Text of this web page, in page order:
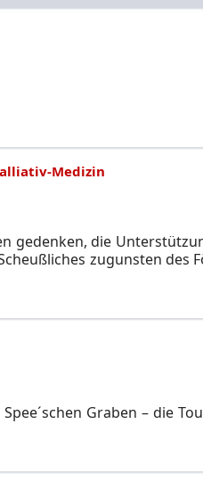
Medizin
gedenken, die
zugunsten des
Graben – die